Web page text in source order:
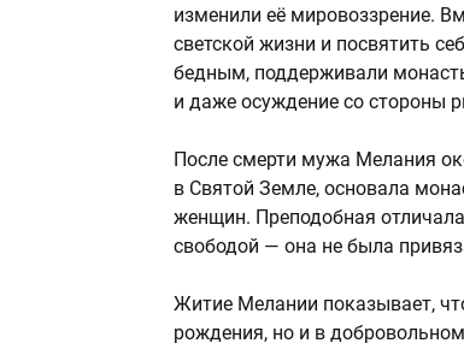
изменили её мировоззрение.
светской жизни и посвятить
бедным, поддерживали
и даже осуждение со стороны
После смерти мужа Мелания
в Святой Земле, основала
женщин. Преподобная
свободой — она не была
Житие Мелании показывает,
рождения, но и в